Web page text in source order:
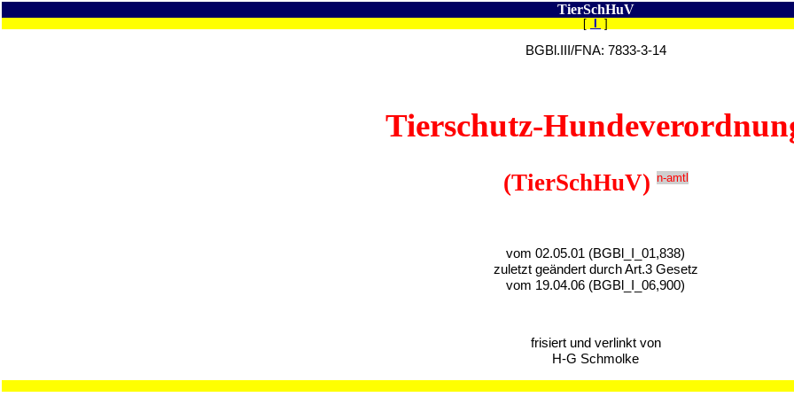
TierSchHuV
[ ]
BGBl.III/FNA: 7833-3-14
Tierschutz-
(TierSchHuV) n-amtl
vom 02.05.01 (BGBl_I_01,838)
zuletzt geändert durch Art.3 Gesetz
vom 19.04.06 (BGBl_I_06,900)
frisiert und verlinkt von
H-G Schmolke